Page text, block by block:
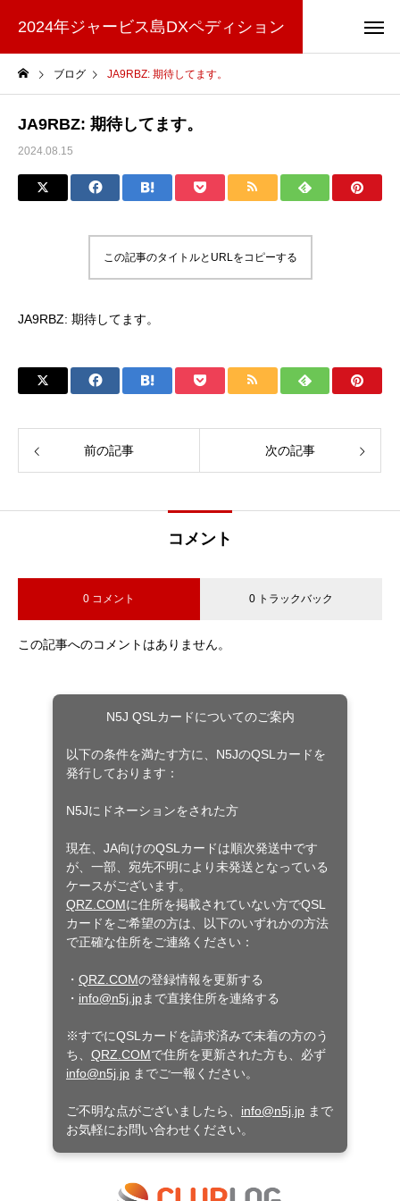
2024年ジャービス島DXペディション
ブログ JA9RBZ: 期待してます。
JA9RBZ: 期待してます。
2024.08.15
この記事のタイトルとURLをコピーする
JA9RBZ: 期待してます。
前の記事 次の記事
コメント
0 コメント 0 トラックバック
この記事へのコメントはありません。
N5J QSLカードについてのご案内
以下の条件を満たす方に、N5JのQSLカードを
発行しております：
N5Jにドネーションをされた方
現在、JA向けのQSLカードは順次発送中です
が、一部、宛先不明により未発送となっている
ケースがございます。
QRZ.COMに住所を掲載されていない方でQSL
カードをご希望の方は、以下のいずれかの方法
で正確な住所をご連絡ください：
・ QRZ.COMの登録情報を更新する
・ info@n5j.jpまで直接住所を連絡する
※すでにQSLカードを請求済みで未着の方のう
ち、 QRZ.COMで住所を更新された方も、必ず
info@n5j.jp までご一報ください。
ご不明な点がございましたら、 info@n5j.jp まで
お気軽にお問い合わせください。